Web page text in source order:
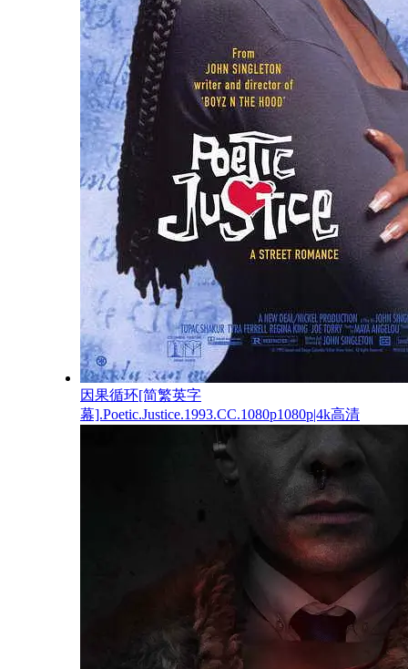
因果循环[简繁英字
幕].Poetic.Justice.1993.CC.1080p1080p|4k高清